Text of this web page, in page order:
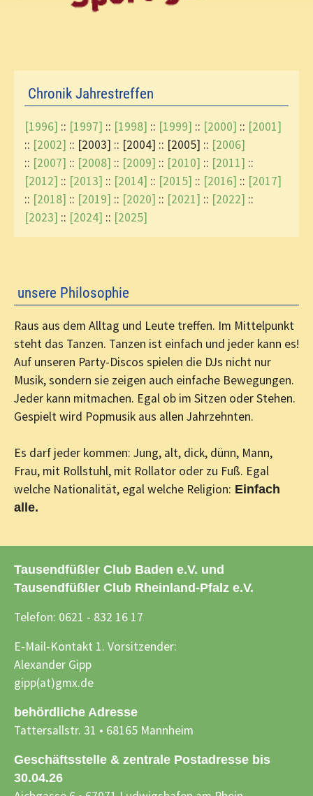
Chronik Jahrestreffen
[1996] :: [1997] :: [1998] :: [1999] :: [2000] :: [2001]
:: [2002] :: [2003] :: [2004] :: [2005] :: [2006]
:: [2007] :: [2008] :: [2009] :: [2010] :: [2011] ::
[2012] :: [2013] :: [2014] :: [2015] :: [2016] :: [2017]
:: [2018] :: [2019] :: [2020] :: [2021] :: [2022] ::
[2023] :: [2024] :: [2025]
unsere Philosophie
Raus aus dem Alltag und Leute treffen. Im Mittelpunkt
steht das Tanzen. Tanzen ist einfach und jeder kann es!
Auf unseren Party-Discos spielen die DJs nicht nur
Musik, sondern sie zeigen auch einfache Bewegungen.
Jeder kann mitmachen. Egal ob im Sitzen oder Stehen.
Gespielt wird Popmusik aus allen Jahrzehnten.
Es darf jeder kommen: Jung, alt, dick, dünn, Mann,
Frau, mit Rollstuhl, mit Rollator oder zu Fuß. Egal
welche Nationalität, egal welche Religion: Einfach
alle.
Tausendfüßler Club Baden e.V. und
Tausendfüßler Club Rheinland-Pfalz e.V.
Telefon: 0621 - 832 16 17
E-Mail-Kontakt 1. Vorsitzender:
Alexander Gipp
gipp(at)gmx.de
behördliche Adresse
Tattersallstr. 31 • 68165 Mannheim
Geschäftsstelle & zentrale Postadresse bis
30.04.26